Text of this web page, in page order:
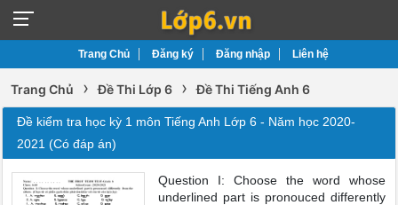
Trang Chủ Đăng ký Đăng nhập Liên hệ
Trang Chủ › Đề Thi Lớp 6 › Đề Thi Tiếng Anh 6
Đề kiểm tra học kỳ 1 môn Tiếng Anh Lớp 6 - Năm học 2020-
2021 (Có đáp án)
Question I: Choose the word whose
underlined part is pronouced differently